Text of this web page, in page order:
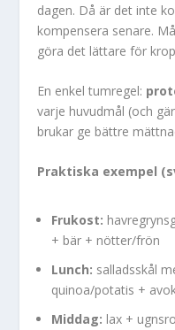
dagen. Då är det inte
kompensera senare.
göra det lättare för
En enkel tumregel:
varje huvudmål (och
brukar ge bättre
Praktiska exempel
Frukost:
+ bär + nötter/frön
Lunch: salladsskål
quinoa/potatis +
Middag: lax +